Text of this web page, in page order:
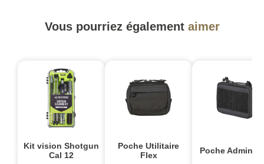
Vous pourriez également aimer
Kit vision Shotgun
Cal 12
Poche Utilitaire
Flex
Poche Admin